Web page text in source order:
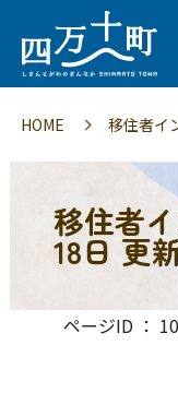
HOME 移住者イ
移住者
18日 更新
ページID ：